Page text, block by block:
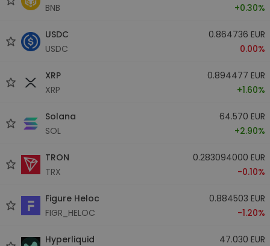
BNB
+0.30%
USDC
USDC
0.864736 EUR
0.00%
XRP
XRP
0.894477 EUR
+1.60%
Solana
SOL
64.570 EUR
+2.90%
TRON
TRX
0.283094000 EUR
-0.10%
Figure Heloc
FIGR_HELOC
0.884503 EUR
-1.20%
Hyperliquid
47.030 EUR